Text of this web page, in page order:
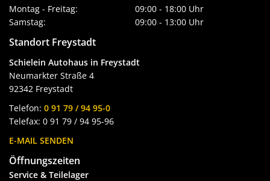
Montag - Freitag:
09:00 - 18:00 Uhr
Samstag:
09:00 - 13:00 Uhr
Standort Freystadt
Schielein Autohaus in Freystadt
Neumarkter Straße 4
92342 Freystadt
Telefon: 0 91 79 / 94 95-0
Telefax: 0 91 79 / 94 95-96
E-MAIL SENDEN
Öffnungszeiten
Service & Teilelager